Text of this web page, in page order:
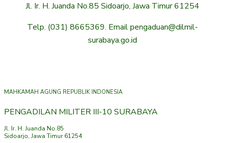
Jl. Ir. H. Juanda No.85 Sidoarjo, Jawa Timur 61254
Telp. (031) 8665369. Email pengaduan@dilmil-
surabaya.go.id
MAHKAMAH AGUNG REPUBLIK INDONESIA
PENGADILAN MILITER III-10 SURABAYA
Jl. Ir. H. Juanda No.85
Sidoarjo, Jawa Timur 61254